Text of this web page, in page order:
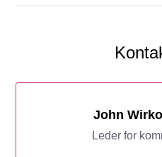
John
Leder for